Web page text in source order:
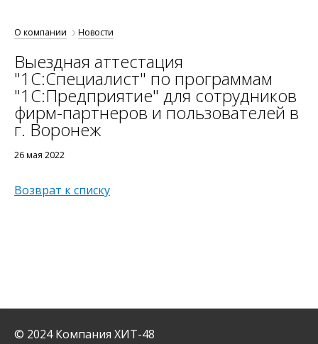
О компании Новости
Выездная аттестация
"1С:Специалист" по программам
"1С:Предприятие" для сотрудников
фирм-партнеров и пользователей в
г. Воронеж
26 мая 2022
Возврат к списку
© 2024 Компания ХИТ-48